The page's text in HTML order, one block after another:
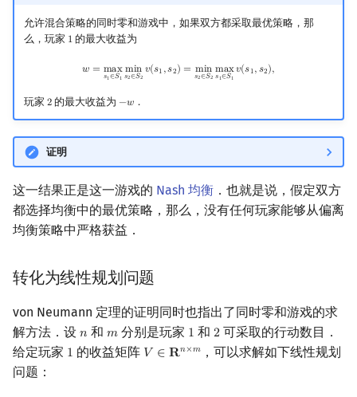
允许混合策略的同时零和游戏中，如果双方都采取最优策略，那
么，玩家 1
1的最大收益为
𝑤 = max
𝑠1∈𝑆1 min
𝑠2∈𝑆2 𝑣(𝑠1 ,𝑠2) = min
𝑠2∈𝑆2 max
𝑠1∈𝑆1 𝑣(𝑠1,𝑠2),
1∈ S1 mins 2∈S 2v (s s ) =mins2 ∈S2max ∈ S
玩家 2
2的最大收益为 −𝑤
−w ．
证明
这一结果正是这一游戏的 Nash 均衡 ．也就是说，假定双方
都选择均衡中的最优策略，那么，没有任何玩家能够从偏离
均衡策略中严格获益．
转化为线性规划问题
von Neumann 定理的证明同时也指出了同时零和游戏的求
解方法．设 𝑛
n 和 𝑚
m分别是玩家 1
1 和 2
2可采取的行动数目．
给定玩家 1
1 的收益矩阵 𝑉 ∈ 𝐑𝑛×𝑚
V∈R n×m
，可以求解如下线性规划
问题：